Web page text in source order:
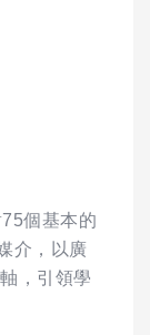
個基本的
介，以廣
，引領學